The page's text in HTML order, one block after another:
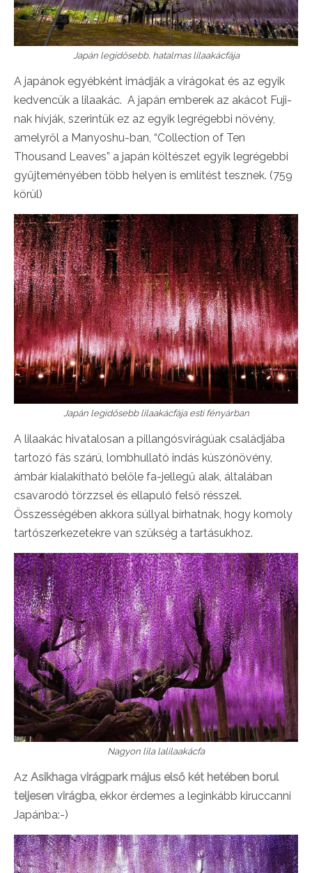
Japán legidősebb, hatalmas lilaakácfája
A japánok egyébként imádják a virágokat és az egyik
kedvencük a lilaakác. A japán emberek az akácot Fuji-
nak hívják, szerintük ez az egyik legrégebbi növény,
amelyről a Manyoshu-ban, “Collection of Ten
Thousand Leaves” a japán költészet egyik legrégebbi
gyűjteményében több helyen is említést tesznek. (759
körül)
Japán legidősebb lilaakácfája esti fényárban
A lilaakác hivatalosan a pillangósvirágúak családjába
tartozó fás szárú, lombhullató indás kúszónövény,
ámbár kialakítható belőle fa-jellegű alak, általában
csavarodó törzzsel és ellapuló felső résszel.
Összességében akkora súllyal bírhatnak, hogy komoly
tartószerkezetekre van szükség a tartásukhoz.
Nagyon lila lalilaakácfa
Az Asikhaga virágpark május első két hetében borul
teljesen virágba, ekkor érdemes a leginkább kiruccanni
Japánba:-)